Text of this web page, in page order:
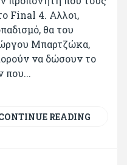
Final 4. Αλλοι,
θα του
Μπαρτζώκα,
να δώσουν το
που...
READING